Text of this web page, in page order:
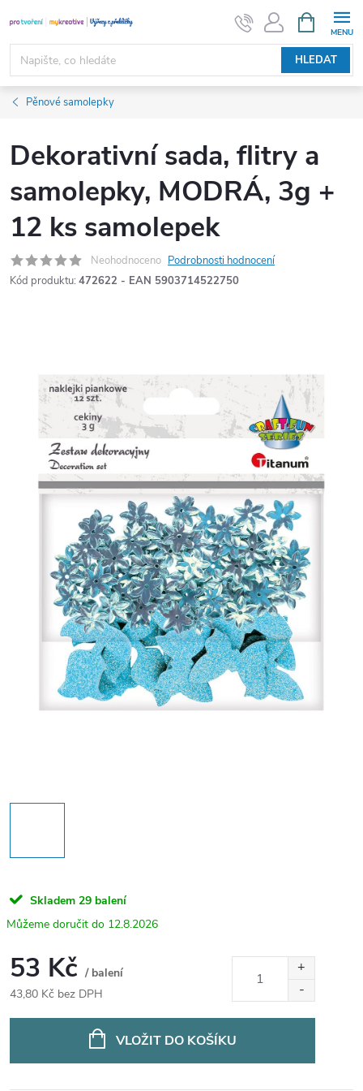
na
obsah
HLEDAT
NÁKUPNÍ
KOŠÍK
Pěnové samolepky
Dekorativní sada, flitry a
samolepky, MODRÁ, 3g +
12 ks samolepek
Neohodnoceno Podrobnosti hodnocení
Kód produktu: 472622 - EAN 5903714522750
Skladem 29 balení
12.8.2026
53 Kč / balení
43,80 Kč bez DPH
VLOŽIT DO KOŠÍKU